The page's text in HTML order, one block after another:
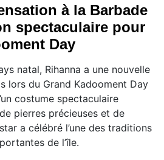
à la Barbade
spectaculaire pour
Day
natal, Rihanna a une nouvelle
lors du Grand Kadooment Day
costume spectaculaire
pierres précieuses et de
a célébré l’une des traditions
de l’île.